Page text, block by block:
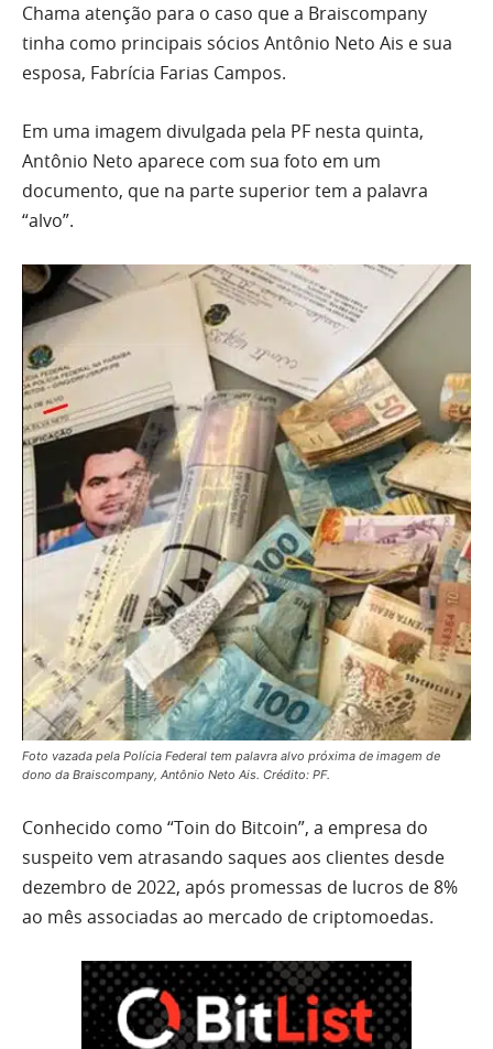
Chama atenção para o caso que a Braiscompany
tinha como principais sócios Antônio Neto Ais e sua
esposa, Fabrícia Farias Campos.
Em uma imagem divulgada pela PF nesta quinta,
Antônio Neto aparece com sua foto em um
documento, que na parte superior tem a palavra
“alvo”.
Foto vazada pela Polícia Federal tem palavra alvo próxima de imagem de
dono da Braiscompany, Antônio Neto Ais. Crédito: PF.
Conhecido como “Toin do Bitcoin”, a empresa do
suspeito vem atrasando saques aos clientes desde
dezembro de 2022, após promessas de lucros de 8%
ao mês associadas ao mercado de criptomoedas.